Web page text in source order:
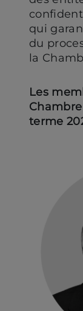
qui
du
la
Les
terme